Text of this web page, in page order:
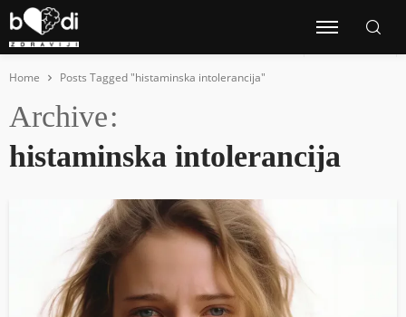
Home Posts Tagged "histaminska intolerancija"
Archive
histaminska intolerancija